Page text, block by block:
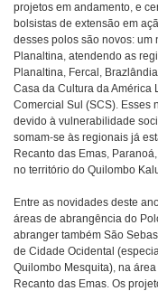
projetos em andamento, e
bolsistas de extensão em
desses polos são novos: um
Planaltina, atendendo as
Planaltina, Fercal,
Casa da Cultura da América
Comercial Sul (SCS). Esses
devido à vulnerabilidade
somam-se às regionais já
Recanto das Emas,
no território do Quilombo
Entre as novidades deste
áreas de abrangência do
abranger também São
de Cidade Ocidental
Quilombo Mesquita), na
Recanto das Emas. Os